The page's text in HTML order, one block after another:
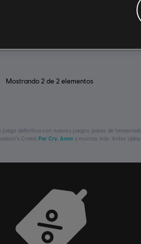
Mostrando 2 de 2 elementos
juego definitiva con nuevos juegos, pases de
Creed, Far Cry Anno y muchas más. Antes